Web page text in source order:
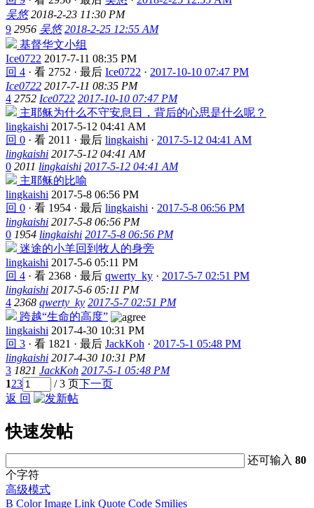
吴悠 2018-2-23 11:30 PM
9 2956 吴悠 2018-2-25 12:55 AM
基督华文小组
Ice0722 2017-7-11 08:35 PM
回 4 · 看 2752 · 最后 Ice0722 · 2017-10-10 07:47 PM
Ice0722 2017-7-11 08:35 PM
4 2752 Ice0722 2017-10-10 07:47 PM
主耶稣为什么不守安息日，背后的心思是什么呢？
lingkaishi 2017-5-12 04:41 AM
回 0 · 看 2011 · 最后 lingkaishi · 2017-5-12 04:41 AM
lingkaishi 2017-5-12 04:41 AM
0 2011 lingkaishi 2017-5-12 04:41 AM
主耶稣的比喻
lingkaishi 2017-5-8 06:56 PM
回 0 · 看 1954 · 最后 lingkaishi · 2017-5-8 06:56 PM
lingkaishi 2017-5-8 06:56 PM
0 1954 lingkaishi 2017-5-8 06:56 PM
迷途的小羊回到牧人的身旁
lingkaishi 2017-5-6 05:11 PM
回 4 · 看 2368 · 最后 qwerty_ky · 2017-5-7 02:51 PM
lingkaishi 2017-5-6 05:11 PM
4 2368 qwerty_ky 2017-5-7 02:51 PM
跨越“生命的高度”
lingkaishi 2017-4-30 10:31 PM
回 3 · 看 1821 · 最后 JackKoh · 2017-5-1 05:48 PM
lingkaishi 2017-4-30 10:31 PM
3 1821 JackKoh 2017-5-1 05:48 PM
123 / 3 页下一页
返 回
快速发帖
还可输入80
个字符
高级模式
B Color Image Link Quote Code Smilies